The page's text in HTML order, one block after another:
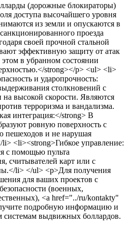
(дорожные блокираторы)
доступа высочайшего уровня
из земли и опускаются в
проезда
своей прочной стальной
эффективную защиту от атак
в убранном состоянии
strong></p> <ul> <li>
и ударопрочность:
столкновений с
высокой скорости. Являются
терроризма и вандализма.
интеграция:</strong> В
ровную поверхность с
пешеходов и не нарушая
<li><strong>Гибкое управление:
с помощью пульта
считывателей карт или с
li> </ul> <p>Для получения
для ваших проектов с
(военных,
<a href="../ru/kontakty"
подробную информацию и
выдвижных боллардов.